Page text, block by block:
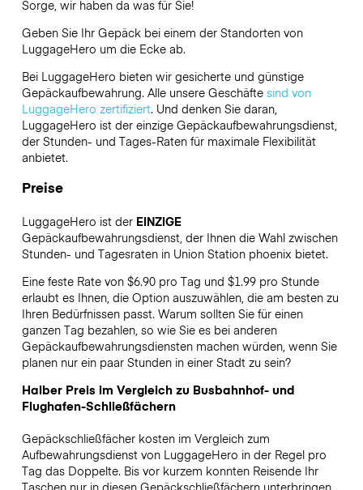
Sorge, wir haben da was für Sie!
Geben Sie Ihr Gepäck bei einem der Standorten von
LuggageHero um die Ecke ab.
Bei LuggageHero bieten wir gesicherte und günstige
Gepäckaufbewahrung. Alle unsere Geschäfte sind von
LuggageHero zertifiziert. Und denken Sie daran,
LuggageHero ist der einzige Gepäckaufbewahrungsdienst,
der Stunden- und Tages-Raten für maximale Flexibilität
anbietet.
Preise
LuggageHero ist der EINZIGE
Gepäckaufbewahrungsdienst, der Ihnen die Wahl zwischen
Stunden- und Tagesraten in Union Station phoenix bietet.
Eine feste Rate von $6.90 pro Tag und $1.99 pro Stunde
erlaubt es Ihnen, die Option auszuwählen, die am besten zu
Ihren Bedürfnissen passt. Warum sollten Sie für einen
ganzen Tag bezahlen, so wie Sie es bei anderen
Gepäckaufbewahrungsdiensten machen würden, wenn Sie
planen nur ein paar Stunden in einer Stadt zu sein?
Halber Preis im Vergleich zu Busbahnhof- und
Flughafen-Schließfächern
Gepäckschließfächer kosten im Vergleich zum
Aufbewahrungsdienst von LuggageHero in der Regel pro
Tag das Doppelte. Bis vor kurzem konnten Reisende Ihr